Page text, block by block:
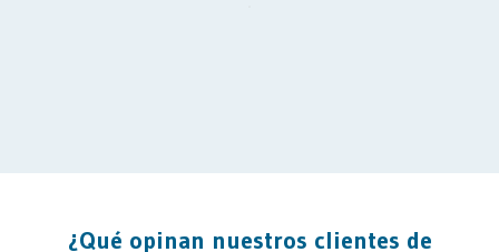
¿Qué opinan nuestros clientes de